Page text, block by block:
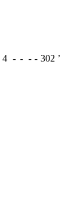
4 - - - - 302 ʼ